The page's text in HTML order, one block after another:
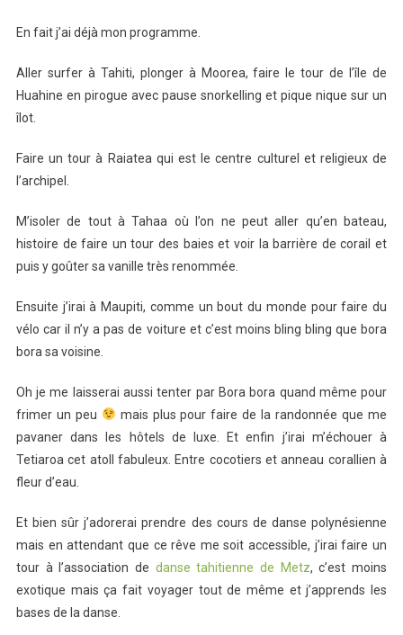
En fait j’ai déjà mon programme.
Aller surfer à Tahiti, plonger à Moorea, faire le tour de l’île de
Huahine en pirogue avec pause snorkelling et pique nique sur un
îlot.
Faire un tour à Raiatea qui est le centre culturel et religieux de
l’archipel.
M’isoler de tout à Tahaa où l’on ne peut aller qu’en bateau,
histoire de faire un tour des baies et voir la barrière de corail et
puis y goûter sa vanille très renommée.
Ensuite j’irai à Maupiti, comme un bout du monde pour faire du
vélo car il n’y a pas de voiture et c’est moins bling bling que bora
bora sa voisine.
Oh je me laisserai aussi tenter par Bora bora quand même pour
frimer un peu
mais plus pour faire de la randonnée que me
pavaner dans les hôtels de luxe. Et enfin j’irai m’échouer à
Tetiaroa cet atoll fabuleux. Entre cocotiers et anneau corallien à
fleur d’eau.
Et bien sûr j’adorerai prendre des cours de danse polynésienne
mais en attendant que ce rêve me soit accessible, j’irai faire un
tour à l’association de danse tahitienne de Metz, c’est moins
exotique mais ça fait voyager tout de même et j’apprends les
bases de la danse.